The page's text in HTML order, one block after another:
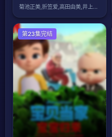
菊池正美,折笠爱,高田由美,井上喜久子,
欧美动漫
第23集完结